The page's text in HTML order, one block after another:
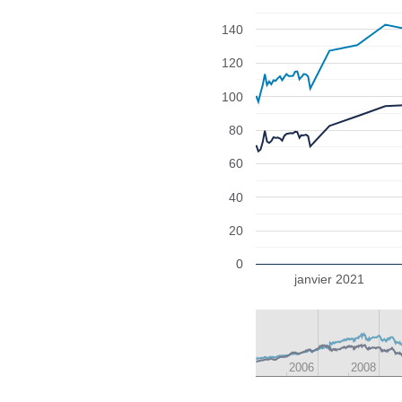
janvier 2021
0
20
40
60
80
100
120
140
2006
2006 2008
2008